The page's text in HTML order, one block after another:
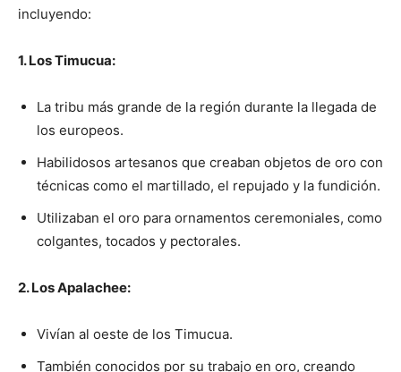
incluyendo:
1. Los Timucua:
La tribu más grande de la región durante la llegada de
los europeos.
Habilidosos artesanos que creaban objetos de oro con
técnicas como el martillado, el repujado y la fundición.
Utilizaban el oro para ornamentos ceremoniales, como
colgantes, tocados y pectorales.
2. Los Apalachee:
Vivían al oeste de los Timucua.
También conocidos por su trabajo en oro, creando